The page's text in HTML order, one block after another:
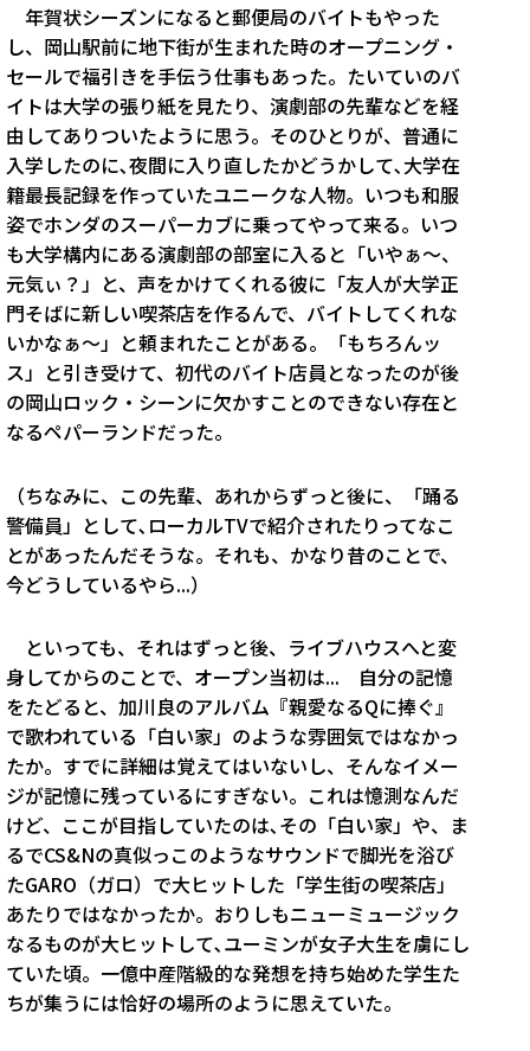
年賀状シーズンになると郵便局のバイトもやった
し、岡山駅前に地下街が生まれた時のオープニング・
セールで福引きを手伝う仕事もあった。たいていのバ
イトは大学の張り紙を見たり、演劇部の先輩などを経
由してありついたように思う。そのひとりが、普通に
入学したのに､夜間に入り直したかどうかして､大学在
籍最長記録を作っていたユニークな人物。いつも和服
姿でホンダのスーパーカブに乗ってやって来る。いつ
も大学構内にある演劇部の部室に入ると「いやぁ〜、
元気ぃ？」と、声をかけてくれる彼に「友人が大学正
門そばに新しい喫茶店を作るんで、バイトしてくれな
いかなぁ〜」と頼まれたことがある。「もちろんッ
ス」と引き受けて、初代のバイト店員となったのが後
の岡山ロック・シーンに欠かすことのできない存在と
なるペパーランドだった。
（ちなみに、この先輩、あれからずっと後に、「踊る
警備員」として､ローカルTVで紹介されたりってなこ
とがあったんだそうな。それも、かなり昔のことで、
今どうしているやら...）
といっても、それはずっと後、ライブハウスへと変
身してからのことで、オープン当初は... 自分の記憶
をたどると、加川良のアルバム『親愛なるQに捧ぐ』
で歌われている「白い家」のような雰囲気ではなかっ
たか。すでに詳細は覚えてはいないし、そんなイメー
ジが記憶に残っているにすぎない。これは憶測なんだ
けど、ここが目指していたのは､その「白い家」や、ま
るでCS&Nの真似っこのようなサウンドで脚光を浴び
たGARO（ガロ）で大ヒットした「学生街の喫茶店」
あたりではなかったか。おりしもニューミュージック
なるものが大ヒットして､ユーミンが女子大生を虜にし
ていた頃。一億中産階級的な発想を持ち始めた学生た
ちが集うには恰好の場所のように思えていた。